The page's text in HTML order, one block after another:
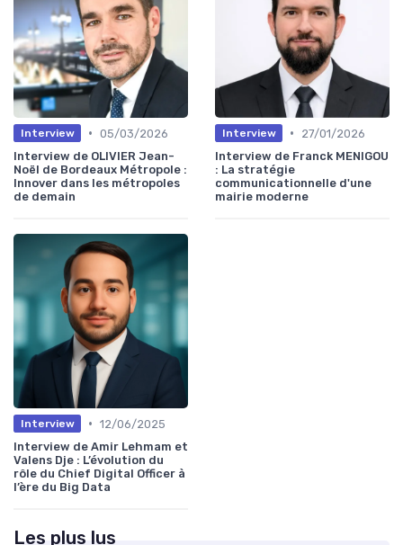
Interview • 05/03/2026
Interview de OLIVIER Jean-
Noël de Bordeaux Métropole :
Innover dans les métropoles
de demain
Interview •
27/01/2026
Interview de Franck MENIGOU
: La stratégie
communicationnelle d'une
mairie moderne
Interview • 12/06/2025
Interview de Amir Lehmam et
Valens Dje : L’évolution du
rôle du Chief Digital Officer à
l’ère du Big Data
Les plus lus